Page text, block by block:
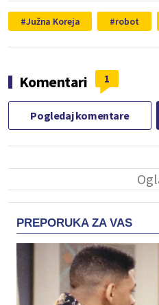
Južna Koreja robot
Komentari 1
Pogledaj komentare
PREPORUKA ZA VAS